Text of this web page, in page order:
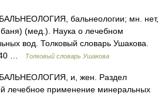
бальнеологии; мн. нет,
(мед.). Наука о лечебном
вод. Толковый словарь Ушакова.
…
Толковый словарь Ушакова
и, жен. Раздел
лечебное применение минеральных